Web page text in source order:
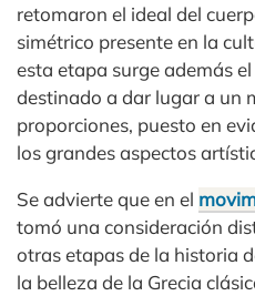
retomaron el ideal del
simétrico presente en la
esta etapa surge además
destinado a dar lugar a un
proporciones, puesto en
los grandes aspectos
Se advierte que en el
tomó una consideración
otras etapas de la historia
la belleza de la Grecia